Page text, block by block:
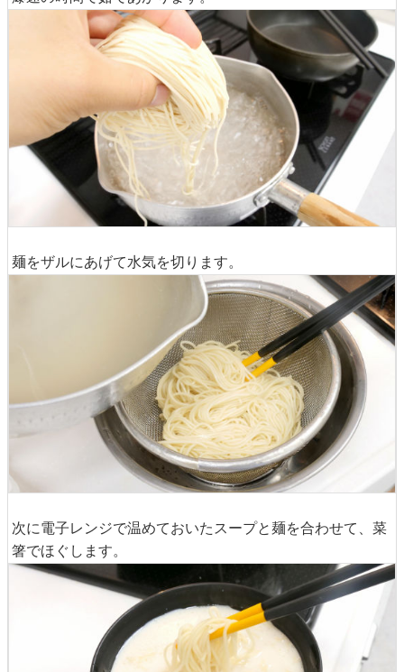
麺をザルにあげて水気を切ります。
次に電子レンジで温めておいたスープと麺を合わせて、菜
箸でほぐします。